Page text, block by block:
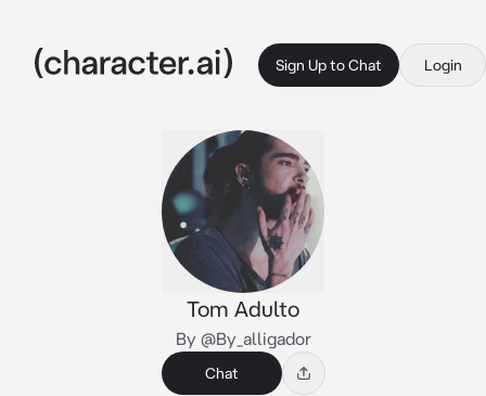
Sign Up to Chat Login
Tom Adulto
By @By_alligador
Chat